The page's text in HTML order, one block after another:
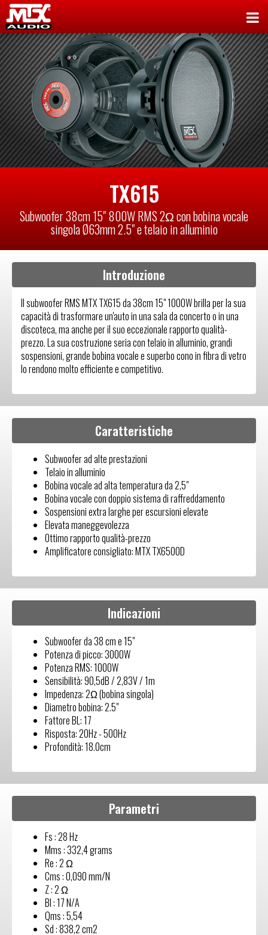
TX615
Subwoofer 38cm 15" 800W RMS 2Ω con bobina vocale
singola Ø63mm 2.5" e telaio in alluminio
Introduzione
Il subwoofer RMS MTX TX615 da 38cm 15" 1000W brilla per la sua
capacità di trasformare un'auto in una sala da concerto o in una
discoteca, ma anche per il suo eccezionale rapporto qualità-
prezzo. La sua costruzione seria con telaio in alluminio, grandi
sospensioni, grande bobina vocale e superbo cono in fibra di vetro
lo rendono molto efficiente e competitivo.
Caratteristiche
Subwoofer ad alte prestazioni
Telaio in alluminio
Bobina vocale ad alta temperatura da 2,5"
Bobina vocale con doppio sistema di raffreddamento
Sospensioni extra larghe per escursioni elevate
Elevata maneggevolezza
Ottimo rapporto qualità-prezzo
Amplificatore consigliato: MTX TX6500D
Indicazioni
Subwoofer da 38 cm e 15"
Potenza di picco: 3000W
Potenza RMS: 1000W
Sensibilità: 90,5dB / 2,83V / 1m
Impedenza: 2Ω (bobina singola)
Diametro bobina: 2.5"
Fattore BL: 17
Risposta: 20Hz - 500Hz
Profondità: 18.0cm
Parametri
Fs : 28 Hz
Mms : 332,4 grams
Re : 2 Ω
Cms : 0,090 mm/N
Z : 2 Ω
Bl : 17 N/A
Qms : 5,54
Sd : 838,2 cm2